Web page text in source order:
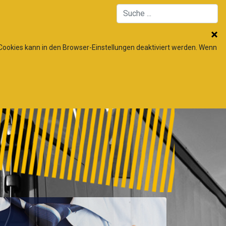
kann in den Browser-Einstellungen deaktiviert werden. Wenn